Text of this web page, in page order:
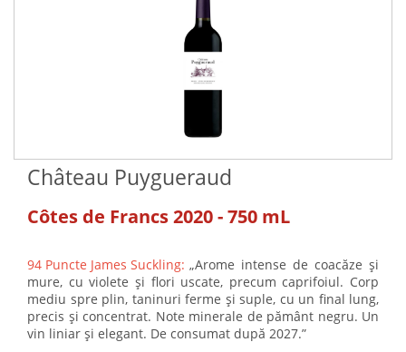
Château Puygueraud
Côtes de Francs 2020 - 750 mL
94 Puncte James Suckling: „Arome intense de coacăze și
mure, cu violete și flori uscate, precum caprifoiul. Corp
mediu spre plin, taninuri ferme și suple, cu un final lung,
precis și concentrat. Note minerale de pământ negru. Un
vin liniar și elegant. De consumat după 2027.”